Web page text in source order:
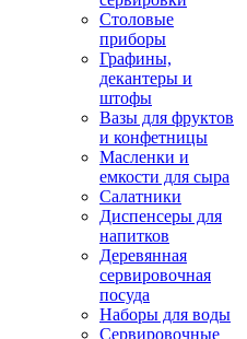
Столовые
приборы
Графины,
декантеры и
штофы
Вазы для фруктов
и конфетницы
Масленки и
емкости для сыра
Салатники
Диспенсеры для
напитков
Деревянная
сервировочная
посуда
Наборы для воды
Сервировочные